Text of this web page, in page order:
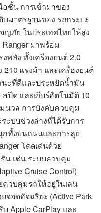
ชั้น การเข้ามาของ
บมาตรฐานของ รถกระบะ
ญภัย ในประเทศไทยให้สูง
มาพร้อม
พลัง ทั้งเครื่องยนต์ 2.0
210 แรงม้า และเครื่องยนต์
นะที่ดีและประหยัดน้ำมัน
ปีด และเกียร์อัตโนมัติ 10
นวล การบังคับควบคุม
ะบบช่วงล่างที่ได้รับการ
กทั้งบนถนนและการลุย
โดดเด่นด้วย
น เช่น ระบบควบคุม
Cruise Control)
ควบคุมรถให้อยู่ในเลน
จอดอัจฉริยะ (Active Park
บ Apple CarPlay และ